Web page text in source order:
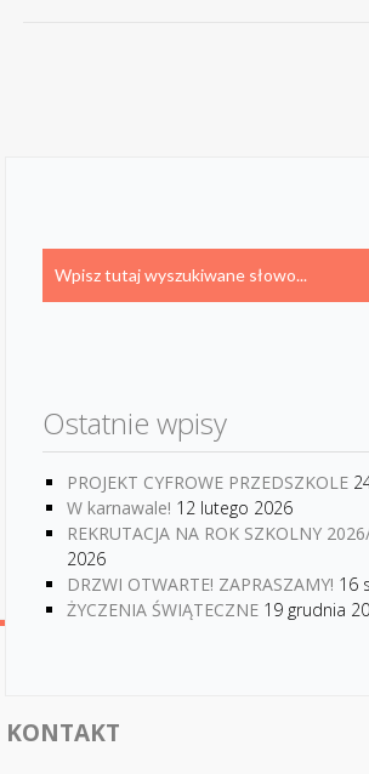
Ostatnie wpisy
PROJEKT CYFROWE PRZEDSZKOLE
W karnawale! 12 lutego 2026
REKRUTACJA NA ROK SZKOLNY
2026
DRZWI OTWARTE! ZAPRASZAMY! 16
ŻYCZENIA ŚWIĄTECZNE 19 grudnia
KONTAKT